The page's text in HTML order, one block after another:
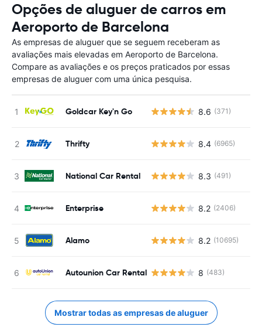
Opções de aluguer de carros em
Aeroporto de Barcelona
As empresas de aluguer que se seguem receberam as
avaliações mais elevadas em Aeroporto de Barcelona.
Compare as avaliações e os preços praticados por essas
empresas de aluguer com uma única pesquisa.
Goldcar Key'n Go 8.6 (371)
Thrifty 8.4 (6965)
National Car Rental 8.3 (491)
Enterprise 8.2 (2406)
Alamo 8.2 (10695)
Autounion Car Rental 8 (483)
Mostrar todas as empresas de aluguer